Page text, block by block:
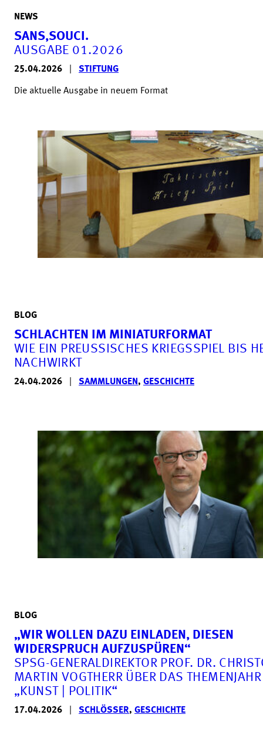
NEWS
SANS,SOUCI.
AUSGABE 01.2026
25.04.2026 STIFTUNG
Die aktuelle Ausgabe in neuem Format
BLOG
SCHLACHTEN IM MINIATURFORMAT
WIE EIN PREUSSISCHES KRIEGSSPIEL BIS
ACHWIRKT
24.04.2026 SAMMLUNGEN, GESCHICHTE
BLOG
„WIR WOLLEN DAZU EINLADEN, DIESEN
WIDERSPRUCH AUFZUSPÜREN“
SPSG-GENERALDIREKTOR PROF. DR.
MARTIN VOGTHERR ÜBER DAS THEMENJAHR
„KUNST | POLITIK“
17.04.2026 SCHLÖSSER, GESCHICHTE